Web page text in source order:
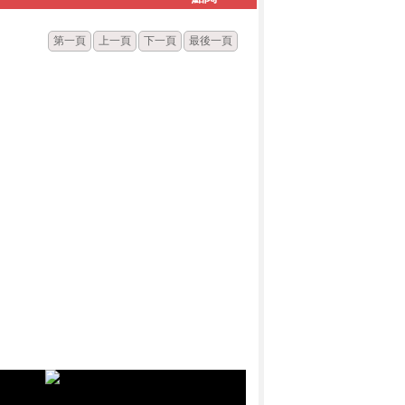
第一頁 上一頁 下一頁 最後一頁